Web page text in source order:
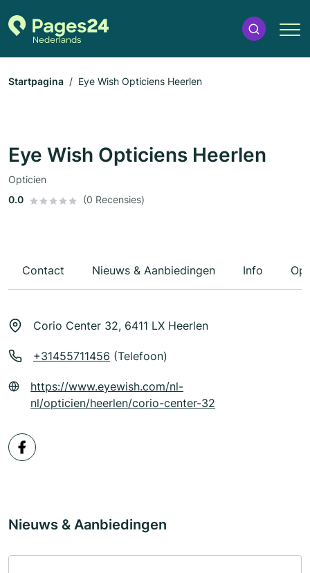
Startpagina Eye Wish Opticiens Heerlen
Eye Wish Opticiens Heerlen
Opticien
0.0
(0 Recensies)
Contact Nieuws & Aanbiedingen Info
Corio Center 32, 6411 LX Heerlen
+31455711456 (Telefoon)
https://www.eyewish.com/nl-
nl/opticien/heerlen/corio-center-32
Nieuws & Aanbiedingen